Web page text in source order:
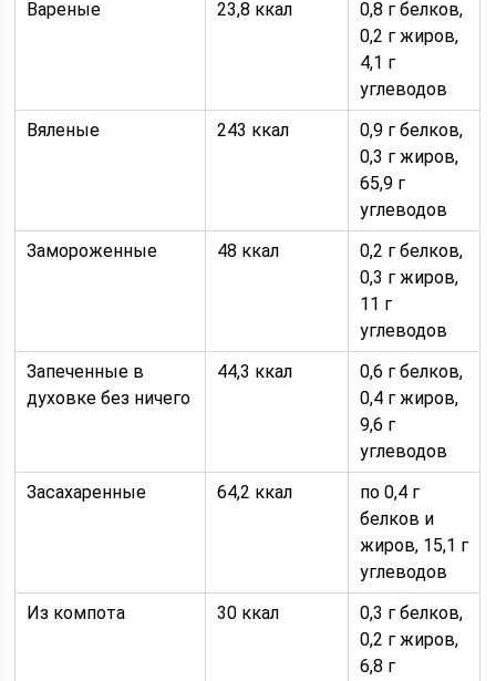
Вареные
23,8 ккал
0,8 г белков,
0,2 г жиров,
4,1 г
углеводов
Вяленые
243 ккал
0,9 г белков,
0,3 г жиров,
65,9 г
углеводов
Замороженные
48 ккал
0,2 г белков,
0,3 г жиров,
11 г
углеводов
Запеченные в
духовке без ничего
44,3 ккал
0,6 г белков,
0,4 г жиров,
9,6 г
углеводов
Засахаренные
64,2 ккал
по 0,4 г
белков и
жиров, 15,1 г
углеводов
Из компота
30 ккал
0,3 г белков,
0,2 г жиров,
6,8 г